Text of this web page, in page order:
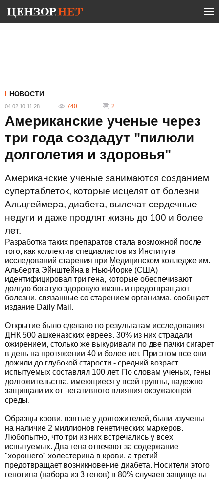
НОВОСТИ
04.02.10 11:28 740 2
Американские ученые через
три года создадут "пилюли
долголетия и здоровья"
Американские ученые занимаются созданием
супертаблеток, которые исцелят от болезни
Альцгеймера, диабета, вылечат сердечные
недуги и даже продлят жизнь до 100 и более
лет.
Разработка таких препаратов стала возможной после
того, как коллектив специалистов из Института
исследований старения при Медицинском колледже им.
Альберта Эйнштейна в Нью-Йорке (США)
идентифицировал три гена, которые обеспечивают
долгую богатую здоровую жизнь и предотвращают
болезни, связанные со старением организма, сообщает
издание Daily Mail.
Открытие было сделано по результатам исследования
ДНК 500 ашкеназских евреев. 30% из них страдали
ожирением, столько же выкуривали по две пачки сигарет
в день на протяжении 40 и более лет. При этом все они
дожили до глубокой старости - средний возраст
испытуемых составлял 100 лет. По словам ученых, гены
долгожительства, имеющиеся у всей группы, надежно
защищали их от негативного влияния окружающей
среды.
Образцы крови, взятые у долгожителей, были изучены
на наличие 2 миллионов генетических маркеров.
Любопытно, что три из них встречались у всех
испытуемых. Два гена отвечают за содержание
"хорошего" холестерина в крови, а третий
предотвращает возникновение диабета. Носители этого
генотипа (набора из 3 генов) в 80% случаев защищены